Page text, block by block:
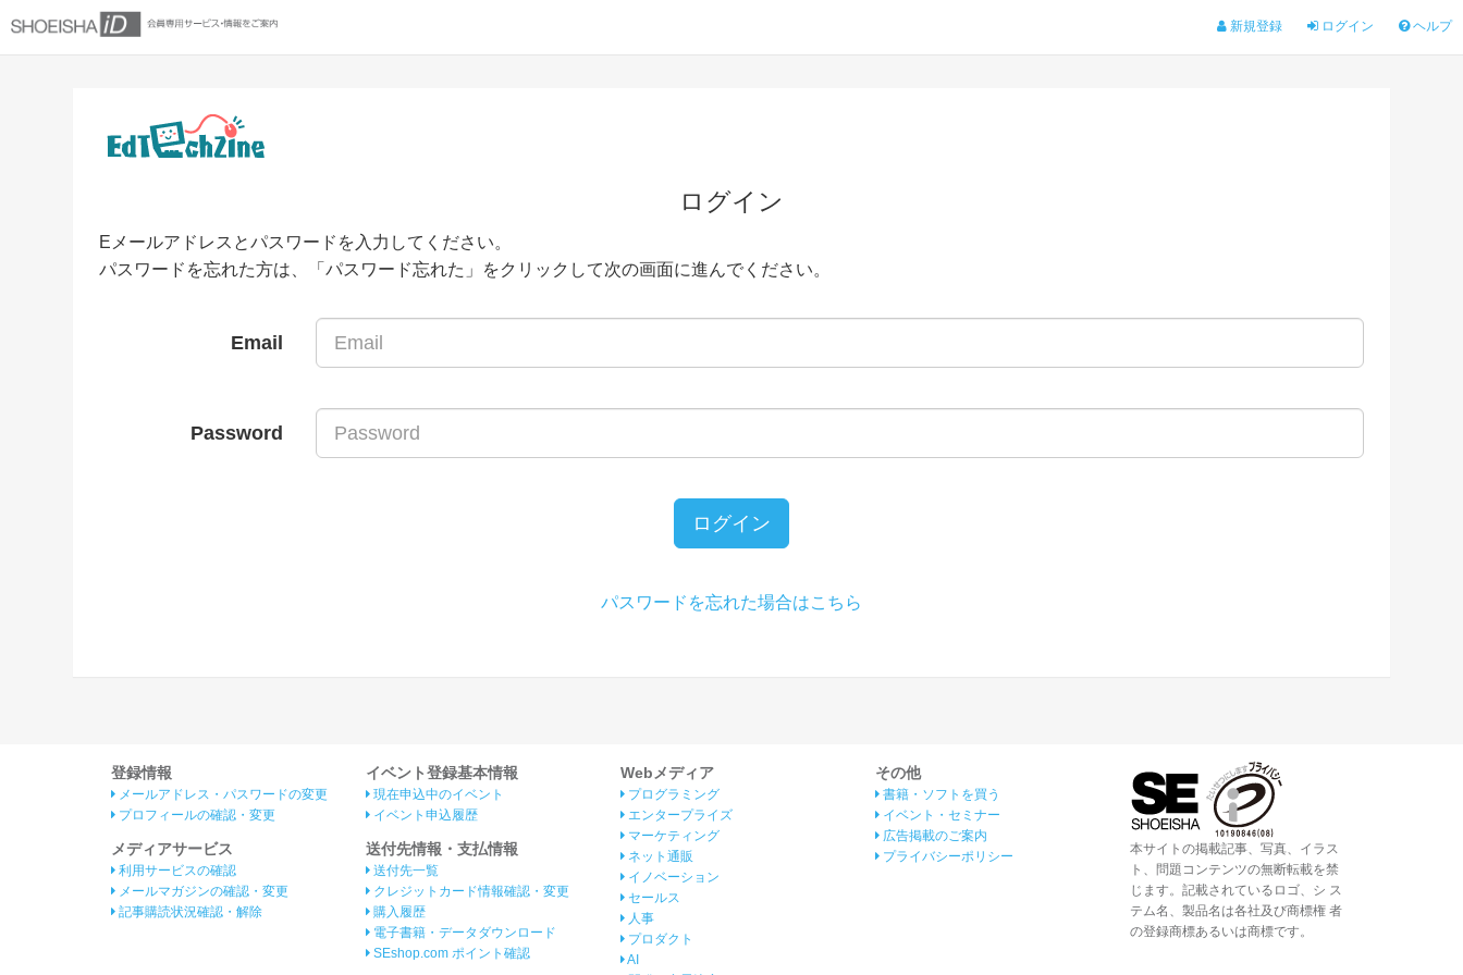
新規登録 ログイン ヘルプ
ログイン
Eメールアドレスとパスワードを入力してください。
パスワードを忘れた方は、「パスワード忘れた」をクリックして次の画面に進んでください。
Email
Password
ログイン
パスワードを忘れた場合はこちら
登録情報
メールアドレス・パスワードの変更
プロフィールの確認・変更
メディアサービス
利用サービスの確認
メールマガジンの確認・変更
記事購読状況確認・解除
イベント登録基本情報
現在申込中のイベント
イベント申込履歴
送付先情報・支払情報
送付先一覧
クレジットカード情報確認・変更
購入履歴
電子書籍・データダウンロード
SEshop.com ポイント確認
Webメディア
プログラミング
エンタープライズ
マーケティング
ネット通販
イノベーション
セールス
人事
プロダクト
AI
その他
書籍・ソフトを買う
イベント・セミナー
広告掲載のご案内
プライバシーポリシー
本サイトの掲載記事、写真、イラス
ト、問題コンテンツの無断転載を禁
じます。記載されているロゴ、シ ス
テム名、製品名は各社及び商標権 者
の登録商標あるいは商標です。